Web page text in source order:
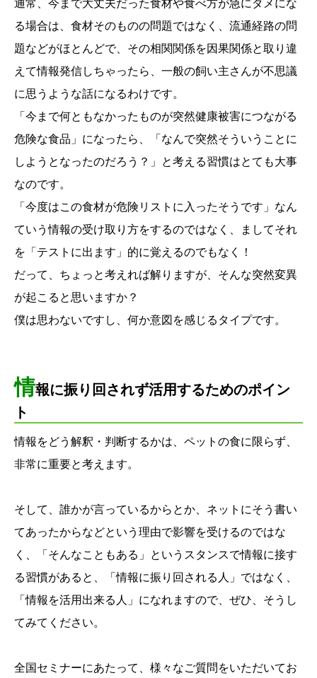
通常、今まで大丈夫だった食材や食べ方が急にダメにな
る場合は、食材そのものの問題ではなく、流通経路の問
題などがほとんどで、その相関関係を因果関係と取り違
えて情報発信しちゃったら、一般の飼い主さんが不思議
に思うような話になるわけです。
「今まで何ともなかったものが突然健康被害につながる
危険な食品」になったら、「なんで突然そういうことに
しようとなったのだろう？」と考える習慣はとても大事
なのです。
「今度はこの食材が危険リストに入ったそうです」なん
ていう情報の受け取り方をするのではなく、ましてそれ
を「テストに出ます」的に覚えるのでもなく！
だって、ちょっと考えれば解りますが、そんな突然変異
が起こると思いますか？
僕は思わないですし、何か意図を感じるタイプです。
情報に振り回されず活用するためのポイン
ト
情報をどう解釈・判断するかは、ペットの食に限らず、
非常に重要と考えます。
そして、誰かが言っているからとか、ネットにそう書い
てあったからなどという理由で影響を受けるのではな
く、「そんなこともある」というスタンスで情報に接す
る習慣があると、「情報に振り回される人」ではなく、
「情報を活用出来る人」になれますので、ぜひ、そうし
てみてください。
全国セミナーにあたって、様々なご質問をいただいてお